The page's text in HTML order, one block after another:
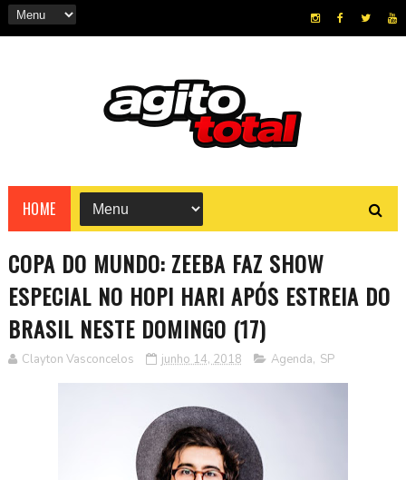
HOME
COPA DO MUNDO: ZEEBA FAZ SHOW
ESPECIAL NO HOPI HARI APÓS ESTREIA DO
BRASIL NESTE DOMINGO (17)
Clayton Vasconcelos junho 14, 2018 Agenda, SP